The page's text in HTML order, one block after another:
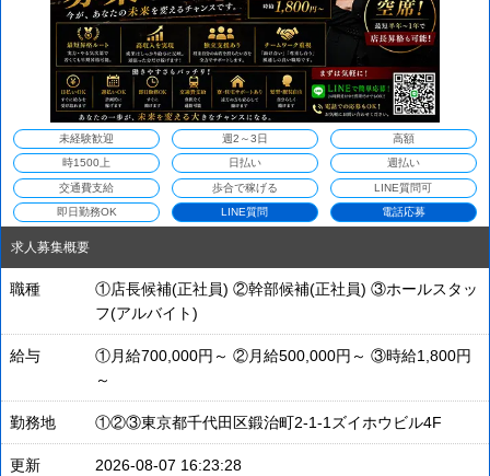
未経験歓迎 週2～3日 高額
時1500上 日払い 週払い
交通費支給 歩合で稼げる LINE質問可
即日勤務OK LINE質問 電話応募
求人募集概要
職種
①店長候補(正社員) ②幹部候補(正社員) ③ホールスタッ
フ(アルバイト)
給与
①月給700,000円～ ②月給500,000円～ ③時給1,800円
～
勤務地 ①②③東京都千代田区鍛治町2-1-1ズイホウビル4F
更新 2026-08-07 16:23:28